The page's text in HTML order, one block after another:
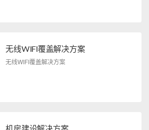
无线WIFI覆盖解决方案
无线WIFI覆盖解决方案